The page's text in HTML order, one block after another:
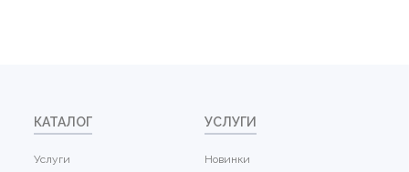
КАТАЛОГ
Услуги
УСЛУГИ
Новинки